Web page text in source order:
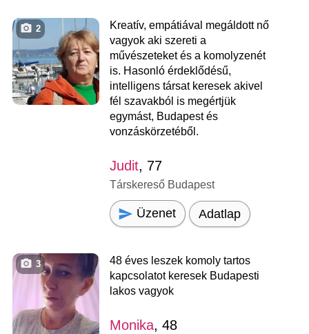
2
Kreatív, empátiával megáldott nő
vagyok aki szereti a
művészeteket és a komolyzenét
is. Hasonló érdeklődésű,
intelligens társat keresek akivel
fél szavakból is megértjük
egymást, Budapest és
vonzáskörzetéből.
Judit, 77
Társkereső Budapest
Üzenet Adatlap
3
48 éves leszek komoly tartos
kapcsolatot keresek Budapesti
lakos vagyok
Monika, 48